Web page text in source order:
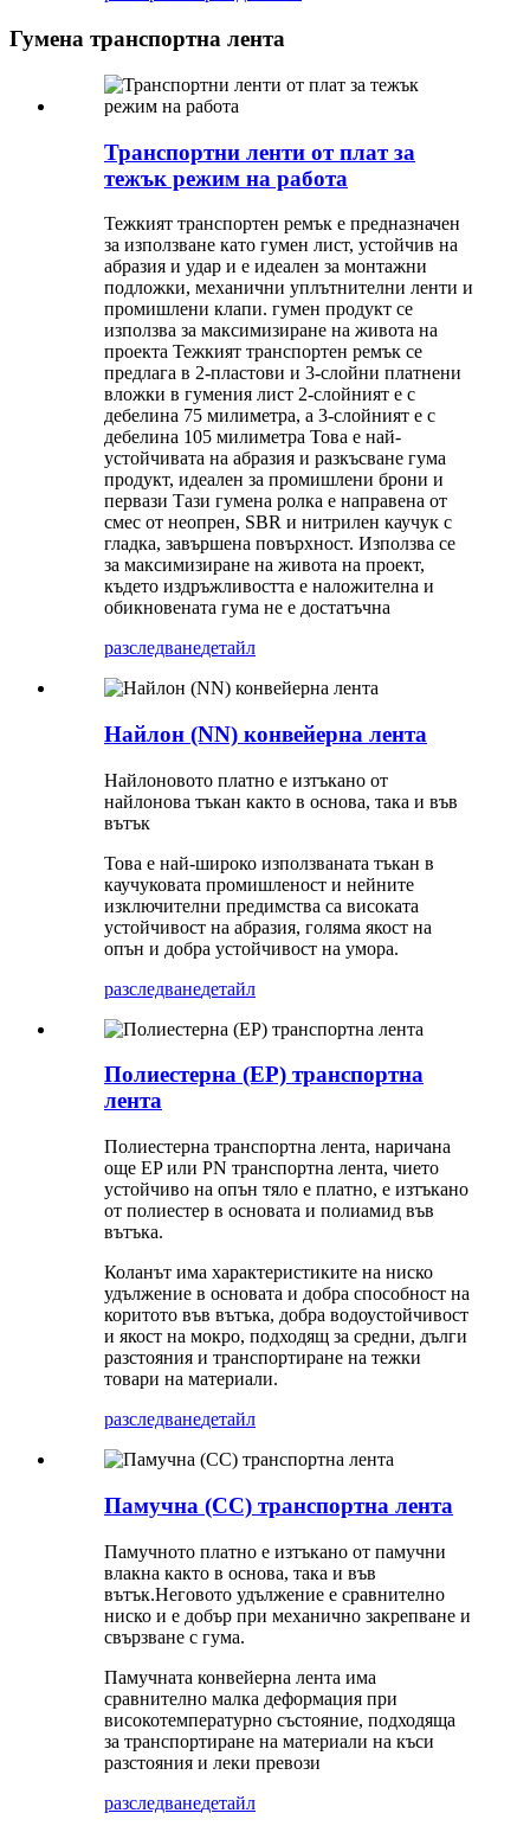
Гумена транспортна лента
Транспортни ленти от плат за
тежък режим на работа
Тежкият транспортен ремък е предназначен
за използване като гумен лист, устойчив на
абразия и удар и е идеален за монтажни
подложки, механични уплътнителни ленти и
промишлени клапи. гумен продукт се
използва за максимизиране на живота на
проекта Тежкият транспортен ремък се
предлага в 2-пластови и 3-слойни платнени
вложки в гумения лист 2-слойният е с
дебелина 75 милиметра, а 3-слойният е с
дебелина 105 милиметра Това е най-
устойчивата на абразия и разкъсване гума
продукт, идеален за промишлени брони и
первази Тази гумена ролка е направена от
смес от неопрен, SBR и нитрилен каучук с
гладка, завършена повърхност. Използва се
за максимизиране на живота на проект,
където издръжливостта е наложителна и
обикновената гума не е достатъчна
разследванедетайл
Найлон (NN) конвейерна лента
Найлоновото платно е изтъкано от
найлонова тъкан както в основа, така и във
вътък
Това е най-широко използваната тъкан в
каучуковата промишленост и нейните
изключителни предимства са високата
устойчивост на абразия, голяма якост на
опън и добра устойчивост на умора.
разследванедетайл
Полиестерна (EP) транспортна
лента
Полиестерна транспортна лента, наричана
още EP или PN транспортна лента, чието
устойчиво на опън тяло е платно, е изтъкано
от полиестер в основата и полиамид във
вътъка.
Коланът има характеристиките на ниско
удължение в основата и добра способност на
коритото във вътъка, добра водоустойчивост
и якост на мокро, подходящ за средни, дълги
разстояния и транспортиране на тежки
товари на материали.
разследванедетайл
Памучна (CC) транспортна лента
Памучното платно е изтъкано от памучни
влакна както в основа, така и във
вътък.Неговото удължение е сравнително
ниско и е добър при механично закрепване и
свързване с гума.
Памучната конвейерна лента има
сравнително малка деформация при
високотемпературно състояние, подходяща
за транспортиране на материали на къси
разстояния и леки превози
разследванедетайл